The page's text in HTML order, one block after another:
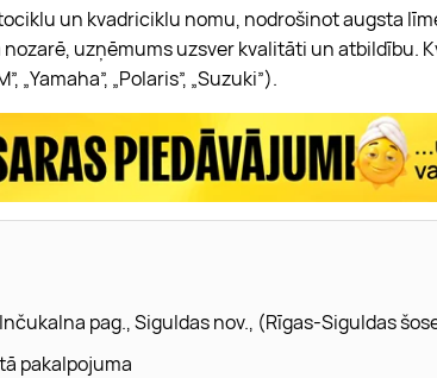
un kvadriciklu nomu, nodrošinot augsta
nozarē, uzņēmums uzsver kvalitāti un
„Yamaha”, „Polaris”, „Suzuki”).
pag., Siguldas nov., (Rīgas-Siguldas
pakalpojuma